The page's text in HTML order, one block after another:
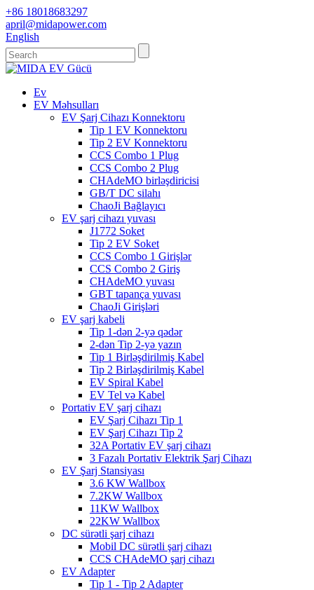
+86 18018683297
april@midapower.com
English
Ev
EV Məhsulları
EV Şarj Cihazı Konnektoru
Tip 1 EV Konnektoru
Tip 2 EV Konnektoru
CCS Combo 1 Plug
CCS Combo 2 Plug
CHAdeMO birləşdiricisi
GB/T DC silahı
ChaoJi Bağlayıcı
EV şarj cihazı yuvası
J1772 Soket
Tip 2 EV Soket
CCS Combo 1 Girişlər
CCS Combo 2 Giriş
CHAdeMO yuvası
GBT tapança yuvası
ChaoJi Girişləri
EV şarj kabeli
Tip 1-dən 2-yə qədər
2-dən Tip 2-yə yazın
Tip 1 Birləşdirilmiş Kabel
Tip 2 Birləşdirilmiş Kabel
EV Spiral Kabel
EV Tel və Kabel
Portativ EV şarj cihazı
EV Şarj Cihazı Tip 1
EV Şarj Cihazı Tip 2
32A Portativ EV şarj cihazı
3 Fazalı Portativ Elektrik Şarj Cihazı
EV Şarj Stansiyası
3.6 KW Wallbox
7.2KW Wallbox
11KW Wallbox
22KW Wallbox
DC sürətli şarj cihazı
Mobil DC sürətli şarj cihazı
CCS CHAdeMO şarj cihazı
EV Adapter
Tip 1 - Tip 2 Adapter